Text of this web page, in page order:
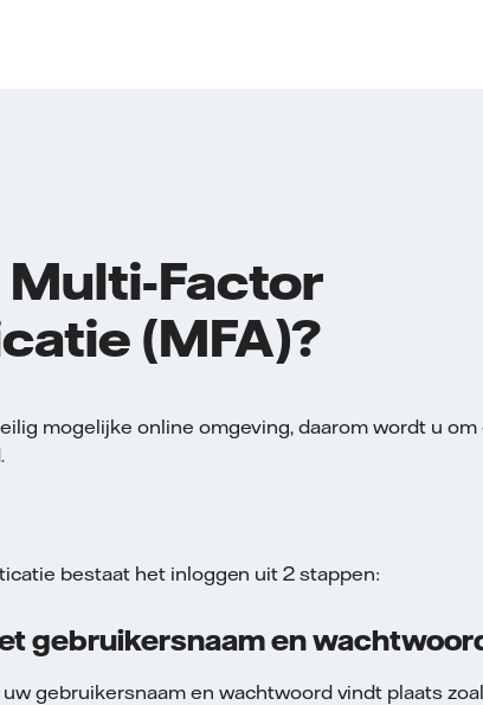
Factor
(MFA)?
mogelijke online omgeving, daarom wordt u
bestaat het inloggen uit 2 stappen:
gebruikersnaam en
gebruikersnaam en wachtwoord vindt plaats